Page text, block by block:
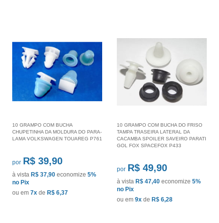
10 GRAMPO COM BUCHA
CHUPETINHA DA MOLDURA DO PARA-
LAMA VOLKSWAGEN TOUAREG P761
por R$ 39,90
à vista R$ 37,90 economize 5%
no Pix
ou em 7x de R$ 6,37
10 GRAMPO COM BUCHA DO FRISO
TAMPA TRASEIRA LATERAL DA
CACAMBA SPOILER SAVEIRO PARATI
GOL FOX SPACEFOX P433
por R$ 49,90
à vista R$ 47,40 economize 5%
no Pix
ou em 9x de R$ 6,28